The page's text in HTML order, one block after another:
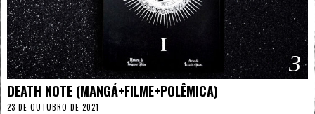
3
DEATH NOTE (MANGÁ+FILME+POLÊMICA)
23 DE OUTUBRO DE 2021